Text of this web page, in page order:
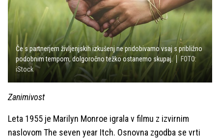
Če s partnerjem življenjskih izkušenj ne pridobivamo vsaj s približno
podobnim tempom, dolgoročno težko ostanemo skupaj.
FOTO:
iStock
Zanimivost
Leta 1955 je Marilyn Monroe igrala v filmu z izvirnim
naslovom The seven year Itch. Osnovna zgodba se vrti